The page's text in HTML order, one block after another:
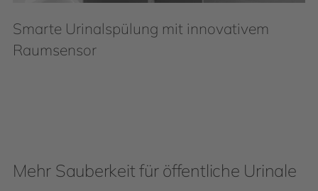
Smarte Urinalspülung mit innovativem
Raumsensor
Mehr Sauberkeit für öffentliche Urinale